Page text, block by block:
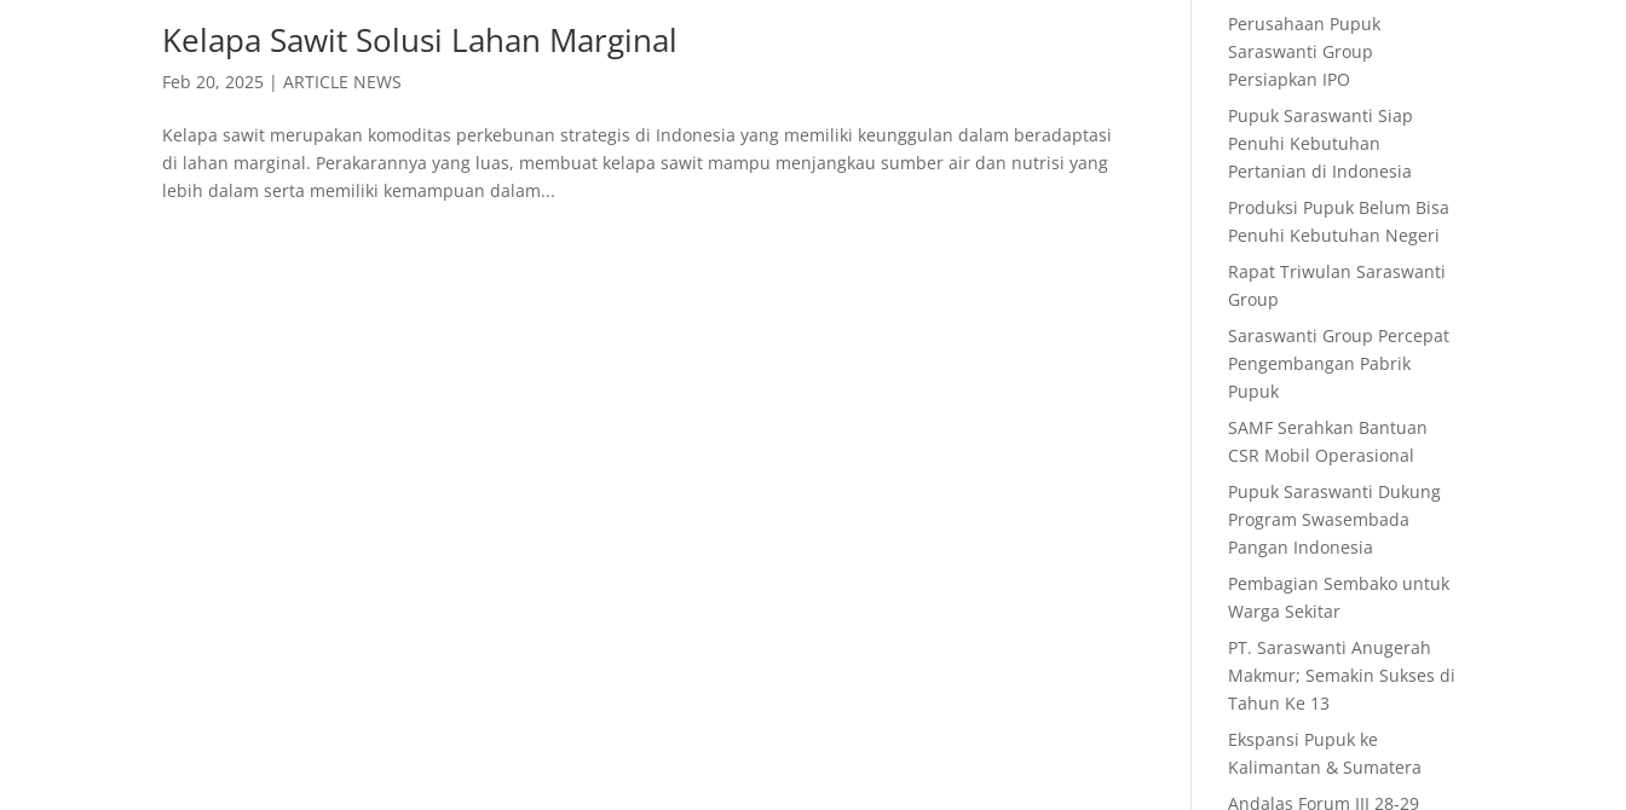
Kelapa Sawit Solusi Lahan Marginal
Feb 20, 2025 |ARTICLE NEWS
Kelapa sawit merupakan komoditas perkebunan strategis di Indonesia yang memiliki keunggulan dalam beradaptasi
di lahan marginal. Perakarannya yang luas, membuat kelapa sawit mampu menjangkau sumber air dan nutrisi yang
lebih dalam serta memiliki kemampuan dalam...
Perusahaan Pupuk
Saraswanti Group
Persiapkan IPO
Pupuk Saraswanti Siap
Penuhi Kebutuhan
Pertanian di Indonesia
Produksi Pupuk Belum Bisa
Penuhi Kebutuhan Negeri
Rapat Triwulan Saraswanti
Group
Saraswanti Group Percepat
Pengembangan Pabrik
Pupuk
SAMF Serahkan Bantuan
CSR Mobil Operasional
Pupuk Saraswanti Dukung
Program Swasembada
Pangan Indonesia
Pembagian Sembako untuk
Warga Sekitar
PT. Saraswanti Anugerah
Makmur; Semakin Sukses di
Tahun Ke 13
Ekspansi Pupuk ke
Kalimantan & Sumatera
Andalas Forum III 28-29